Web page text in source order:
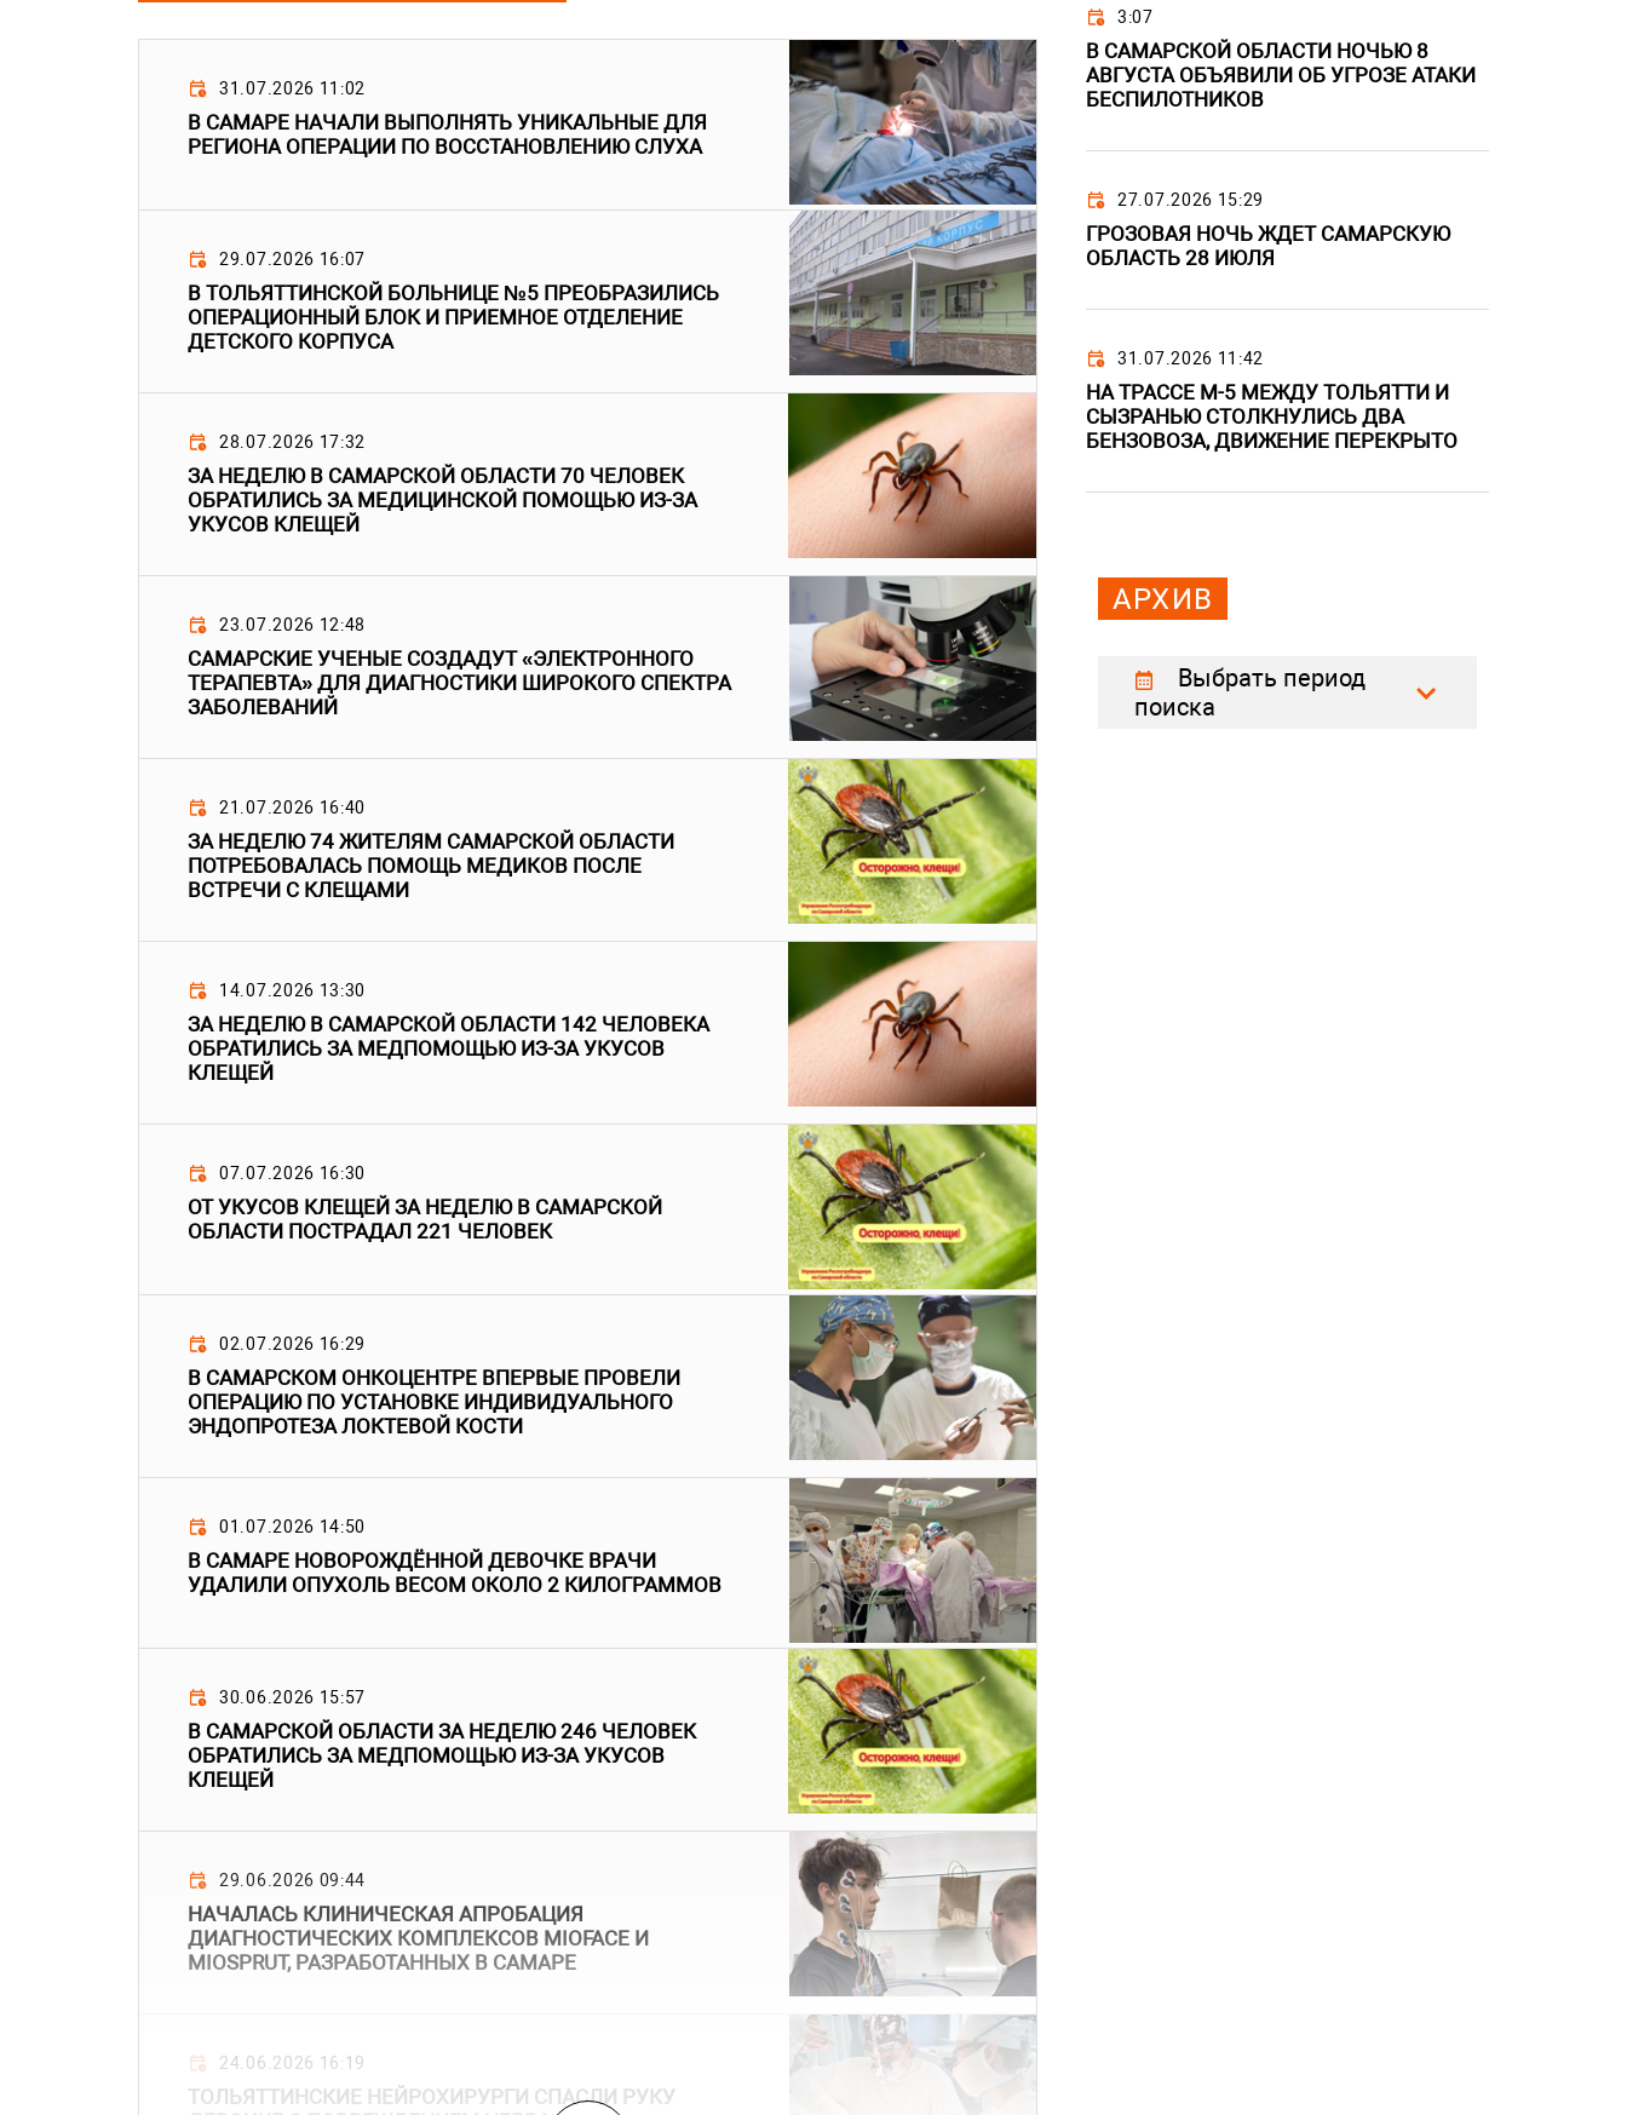
31.07.2026 11:02
В САМАРЕ НАЧАЛИ ВЫПОЛНЯТЬ УНИКАЛЬНЫЕ ДЛЯ
РЕГИОНА ОПЕРАЦИИ ПО ВОССТАНОВЛЕНИЮ СЛУХА
29.07.2026 16:07
В ТОЛЬЯТТИНСКОЙ БОЛЬНИЦЕ №5 ПРЕОБРАЗИЛИСЬ
ОПЕРАЦИОННЫЙ БЛОК И ПРИЕМНОЕ ОТДЕЛЕНИЕ
ДЕТСКОГО КОРПУСА
28.07.2026 17:32
ЗА НЕДЕЛЮ В САМАРСКОЙ ОБЛАСТИ 70 ЧЕЛОВЕК
ОБРАТИЛИСЬ ЗА МЕДИЦИНСКОЙ ПОМОЩЬЮ ИЗ-ЗА
УКУСОВ КЛЕЩЕЙ
23.07.2026 12:48
САМАРСКИЕ УЧЕНЫЕ СОЗДАДУТ «ЭЛЕКТРОННОГО
ТЕРАПЕВТА» ДЛЯ ДИАГНОСТИКИ ШИРОКОГО СПЕКТРА
ЗАБОЛЕВАНИЙ
21.07.2026 16:40
ЗА НЕДЕЛЮ 74 ЖИТЕЛЯМ САМАРСКОЙ ОБЛАСТИ
ПОТРЕБОВАЛАСЬ ПОМОЩЬ МЕДИКОВ ПОСЛЕ
ВСТРЕЧИ С КЛЕЩАМИ
14.07.2026 13:30
ЗА НЕДЕЛЮ В САМАРСКОЙ ОБЛАСТИ 142 ЧЕЛОВЕКА
ОБРАТИЛИСЬ ЗА МЕДПОМОЩЬЮ ИЗ-ЗА УКУСОВ
КЛЕЩЕЙ
07.07.2026 16:30
ОТ УКУСОВ КЛЕЩЕЙ ЗА НЕДЕЛЮ В САМАРСКОЙ
ОБЛАСТИ ПОСТРАДАЛ 221 ЧЕЛОВЕК
02.07.2026 16:29
В САМАРСКОМ ОНКОЦЕНТРЕ ВПЕРВЫЕ ПРОВЕЛИ
ОПЕРАЦИЮ ПО УСТАНОВКЕ ИНДИВИДУАЛЬНОГО
ЭНДОПРОТЕЗА ЛОКТЕВОЙ КОСТИ
01.07.2026 14:50
В САМАРЕ НОВОРОЖДЁННОЙ ДЕВОЧКЕ ВРАЧИ
УДАЛИЛИ ОПУХОЛЬ ВЕСОМ ОКОЛО 2 КИЛОГРАММОВ
30.06.2026 15:57
В САМАРСКОЙ ОБЛАСТИ ЗА НЕДЕЛЮ 246 ЧЕЛОВЕК
ОБРАТИЛИСЬ ЗА МЕДПОМОЩЬЮ ИЗ-ЗА УКУСОВ
КЛЕЩЕЙ
29.06.2026 09:44
НАЧАЛАСЬ КЛИНИЧЕСКАЯ АПРОБАЦИЯ
ДИАГНОСТИЧЕСКИХ КОМПЛЕКСОВ MIOFACE И
MIOSPRUT, РАЗРАБОТАННЫХ В САМАРЕ
24.06.2026 16:19
ТОЛЬЯТТИНСКИЕ НЕЙРОХИРУРГИ СПАСЛИ РУКУ
3:07
В САМАРСКОЙ ОБЛАСТИ НОЧЬЮ 8
АВГУСТА ОБЪЯВИЛИ ОБ УГРОЗЕ АТАКИ
БЕСПИЛОТНИКОВ
27.07.2026 15:29
ГРОЗОВАЯ НОЧЬ ЖДЕТ САМАРСКУЮ
ОБЛАСТЬ 28 ИЮЛЯ
31.07.2026 11:42
НА ТРАССЕ М-5 МЕЖДУ ТОЛЬЯТТИ И
СЫЗРАНЬЮ СТОЛКНУЛИСЬ ДВА
БЕНЗОВОЗА, ДВИЖЕНИЕ ПЕРЕКРЫТО
АРХИВ
Выбрать период
поиска